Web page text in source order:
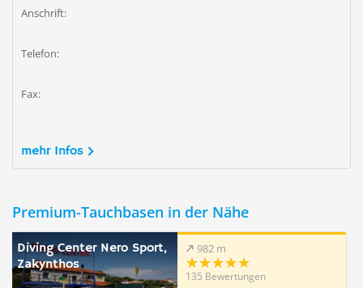
Anschrift:
Telefon:
Fax:
mehr Infos
Premium-Tauchbasen in der Nähe
Diving Center Nero Sport,
Zakynthos
982 m
135 Bewertungen